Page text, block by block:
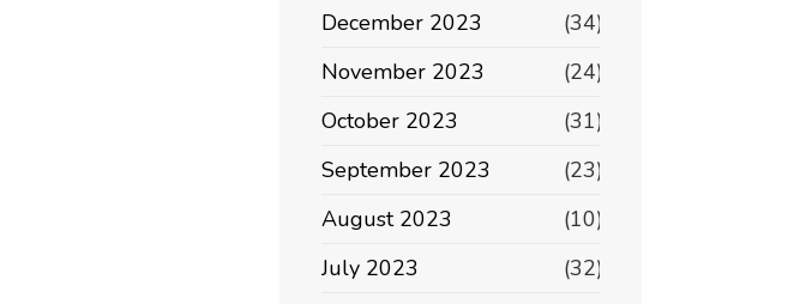
December 2023
(34)
November 2023
(24)
October 2023
(31)
September 2023
(23)
August 2023
(10)
July 2023
(32)